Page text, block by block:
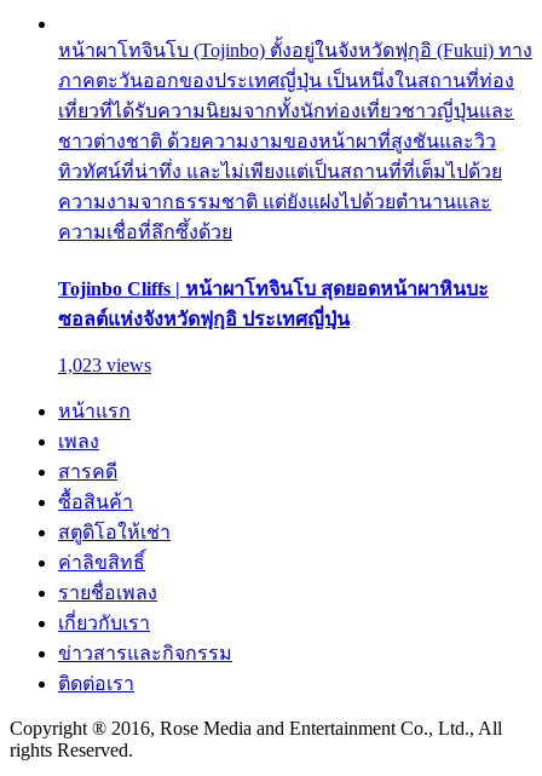
หน้าผาโทจินโบ (Tojinbo) ตั้งอยู่ในจังหวัดฟุกุอิ (Fukui) ทาง
ภาคตะวันออกของประเทศญี่ปุ่น เป็นหนึ่งในสถานที่ท่อง
เที่ยวที่ได้รับความนิยมจากทั้งนักท่องเที่ยวชาวญี่ปุ่นและ
ชาวต่างชาติ ด้วยความงามของหน้าผาที่สูงชันและวิว
ทิวทัศน์ที่น่าทึ่ง และไม่เพียงแต่เป็นสถานที่ที่เต็มไปด้วย
ความงามจากธรรมชาติ แต่ยังแฝงไปด้วยตำนานและ
ความเชื่อที่ลึกซึ้งด้วย
Tojinbo Cliffs | หน้าผาโทจินโบ สุดยอดหน้าผาหินบะ
ซอลต์แห่งจังหวัดฟุกุอิ ประเทศญี่ปุ่น
1,023 views
หน้าแรก
เพลง
สารคดี
ซื้อสินค้า
สตูดิโอให้เช่า
ค่าลิขสิทธิ์
รายชื่อเพลง
เกี่ยวกับเรา
ข่าวสารและกิจกรรม
ติดต่อเรา
Copyright ® 2016, Rose Media and Entertainment Co., Ltd., All
rights Reserved.